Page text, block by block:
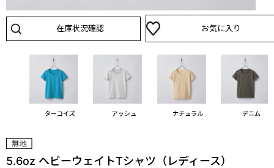
在庫状況確認 お気に入り
ターコイズ アッシュ ナチュラル デニム
5.6oz ヘビーウェイトTシャツ（レディース）